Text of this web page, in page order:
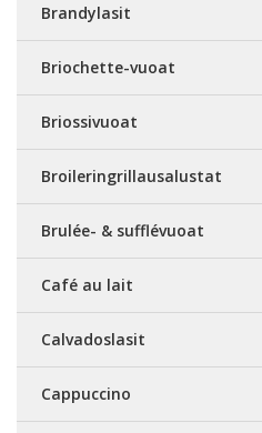
Brandylasit
Briochette-vuoat
Briossivuoat
Broileringrillausalustat
Brulée- & sufflévuoat
Café au lait
Calvadoslasit
Cappuccino